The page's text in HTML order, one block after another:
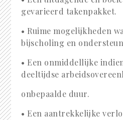
gevarieerd takenpakket.
• Ruime mogelijkheden
bijscholing en
• Een onmiddellijke
deeltijdse
onbepaalde duur.
• Een aantrekkelijke